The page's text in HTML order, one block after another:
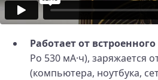
Работает от
Po 530 мА·ч), заряжается
(компьютера, ноутбука,